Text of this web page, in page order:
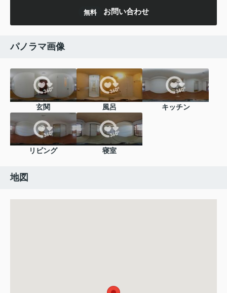
無料 お問い合わせ
パノラマ画像
玄関 風呂 キッチン
リビング 寝室
地図